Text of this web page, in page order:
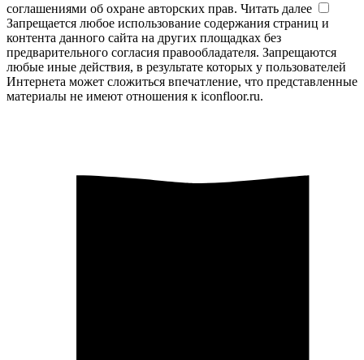
соглашениями об охране авторских прав. Читать далее
Запрещается любое использование содержания страниц и
контента данного сайта на других площадках без
предварительного согласия правообладателя. Запрещаются
любые иные действия, в результате которых у пользователей
Интернета может сложиться впечатление, что представленные
материалы не имеют отношения к iconfloor.ru.